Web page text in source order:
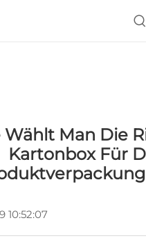
Wählt Man Die
Kartonbox Für
10:52:07